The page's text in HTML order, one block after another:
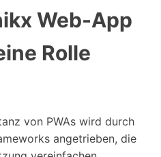
Web-App
Rolle
von PWAs wird durch
angetrieben, die